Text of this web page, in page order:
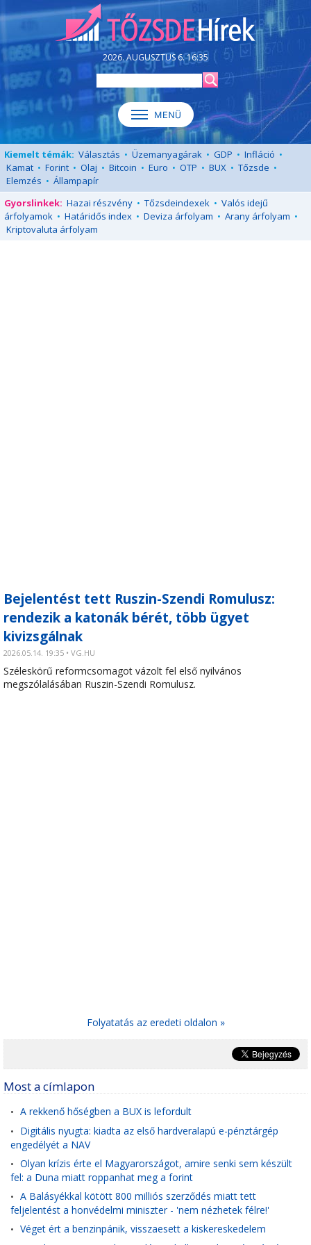
2026. AUGUSZTUS 6. 16:35
Kiemelt témák: Választás • Üzemanyagárak • GDP • Infláció •
Kamat • Forint • Olaj • Bitcoin • Euro • OTP • BUX • Tőzsde •
Elemzés • Állampapír
Gyorslinkek: Hazai részvény • Tőzsdeindexek • Valós idejű
árfolyamok • Határidős index • Deviza árfolyam • Arany árfolyam •
Kriptovaluta árfolyam
Bejelentést tett Ruszin-Szendi Romulusz:
rendezik a katonák bérét, több ügyet
kivizsgálnak
2026.05.14. 19:35 • VG.HU
Széleskörű reformcsomagot vázolt fel első nyilvános
megszólalásában Ruszin-Szendi Romulusz.
Folyatatás az eredeti oldalon »
Most a címlapon
• A rekkenő hőségben a BUX is lefordult
• Digitális nyugta: kiadta az első hardveralapú e-pénztárgép
engedélyét a NAV
• Olyan krízis érte el Magyarországot, amire senki sem készült
fel: a Duna miatt roppanhat meg a forint
• A Balásyékkal kötött 800 milliós szerződés miatt tett
feljelentést a honvédelmi miniszter - 'nem nézhetek félre!'
• Véget ért a benzinpánik, visszaesett a kiskereskedelem